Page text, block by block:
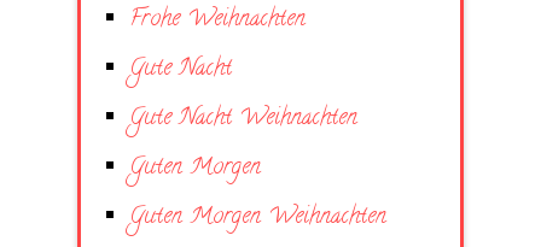
Frohe Weihnachten
Gute Nacht
Gute Nacht Weihnachten
Guten Morgen
Guten Morgen Weihnachten